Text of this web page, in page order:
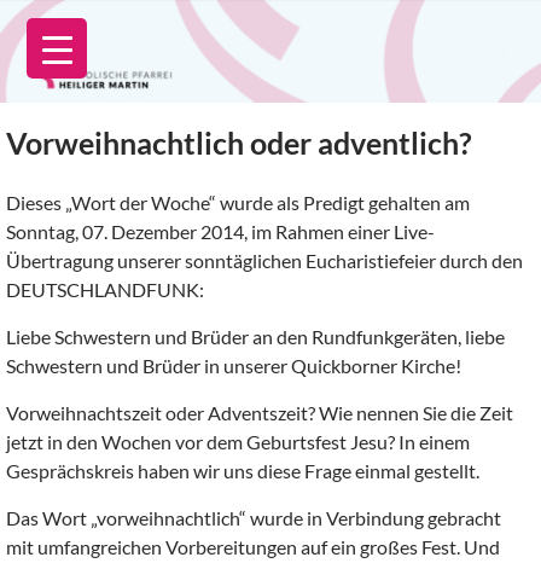
Zum
Inhalt
springen
Vorweihnachtlich oder adventlich?
Dieses „Wort der Woche“ wurde als Predigt gehalten am
Sonntag, 07. Dezember 2014, im Rahmen einer Live-
Übertragung unserer sonntäglichen Eucharistiefeier durch den
DEUTSCHLANDFUNK:
Liebe Schwestern und Brüder an den Rundfunkgeräten, liebe
Schwestern und Brüder in unserer Quickborner Kirche!
Vorweihnachtszeit oder Adventszeit? Wie nennen Sie die Zeit
jetzt in den Wochen vor dem Geburtsfest Jesu? In einem
Gesprächskreis haben wir uns diese Frage einmal gestellt.
Das Wort „vorweihnachtlich“ wurde in Verbindung gebracht
mit umfangreichen Vorbereitungen auf ein großes Fest. Und